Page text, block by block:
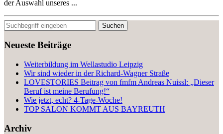
der Auswahl unseres ...
Neueste Beiträge
Weiterbildung im Wellastudio Leipzig
Wir sind wieder in der Richard-Wagner Straße
LOVESTORIES Beitrag von fmfm Andreas Nuissl: „Dieser
Beruf ist meine Berufung!“
Wie jetzt, echt? 4-Tage-Woche!
TOP SALON KOMMT AUS BAYREUTH
Archiv